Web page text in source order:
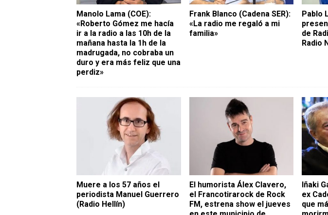
Manolo Lama (COE):
«Roberto Gómez me hacía
ir a la radio a las 10h de la
mañana hasta la 1h de la
madrugada, no cobraba un
duro y era más feliz que una
perdiz»
Frank Blanco (Cadena SER):
«La radio me regaló a mi
familia»
Pablo
de
Radio
Muere a los 57 años el
periodista Manuel Guerrero
(Radio Hellín)
El humorista Álex Clavero,
el Francotirarock de Rock
FM, estrena show el jueves
Iñaki
ex
que